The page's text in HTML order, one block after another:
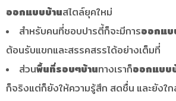
ออกแบบบ้านสไตล์ยุคใหม่
สำหรับคนที่ชอบปารตี้ก็จะมีการออกแบ
ต้อนรับแขกและสรรคสรรได้อย่างเต็มที่
ส่วนพื้นที่รอบๆบ้านทางเราก็ออกแบบ
ก็จริงแต่ก็ยังให้ความรู้สึก สดชื่น และยังใ